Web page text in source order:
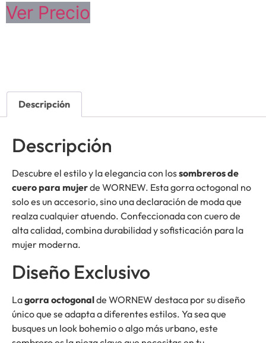
Ver Precio
Descripción
Descripción
Descubre el estilo y la elegancia con lossombreros de
cuero para mujerde WORNEW. Esta gorra octogonal no
solo es un accesorio, sino una declaración de moda que
realza cualquier atuendo. Confeccionada con cuero de
alta calidad, combina durabilidad y sofisticación para la
mujer moderna.
Diseño Exclusivo
Lagorra octogonalde WORNEW destaca por su diseño
único que se adapta a diferentes estilos. Ya sea que
busques un look bohemio o algo más urbano, este